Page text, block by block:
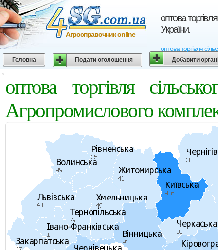
оптова
України.
оптова торгівля
Агросправочник online
Головна Подати оголошення Добавити
оптова торгівля
Агропромислового